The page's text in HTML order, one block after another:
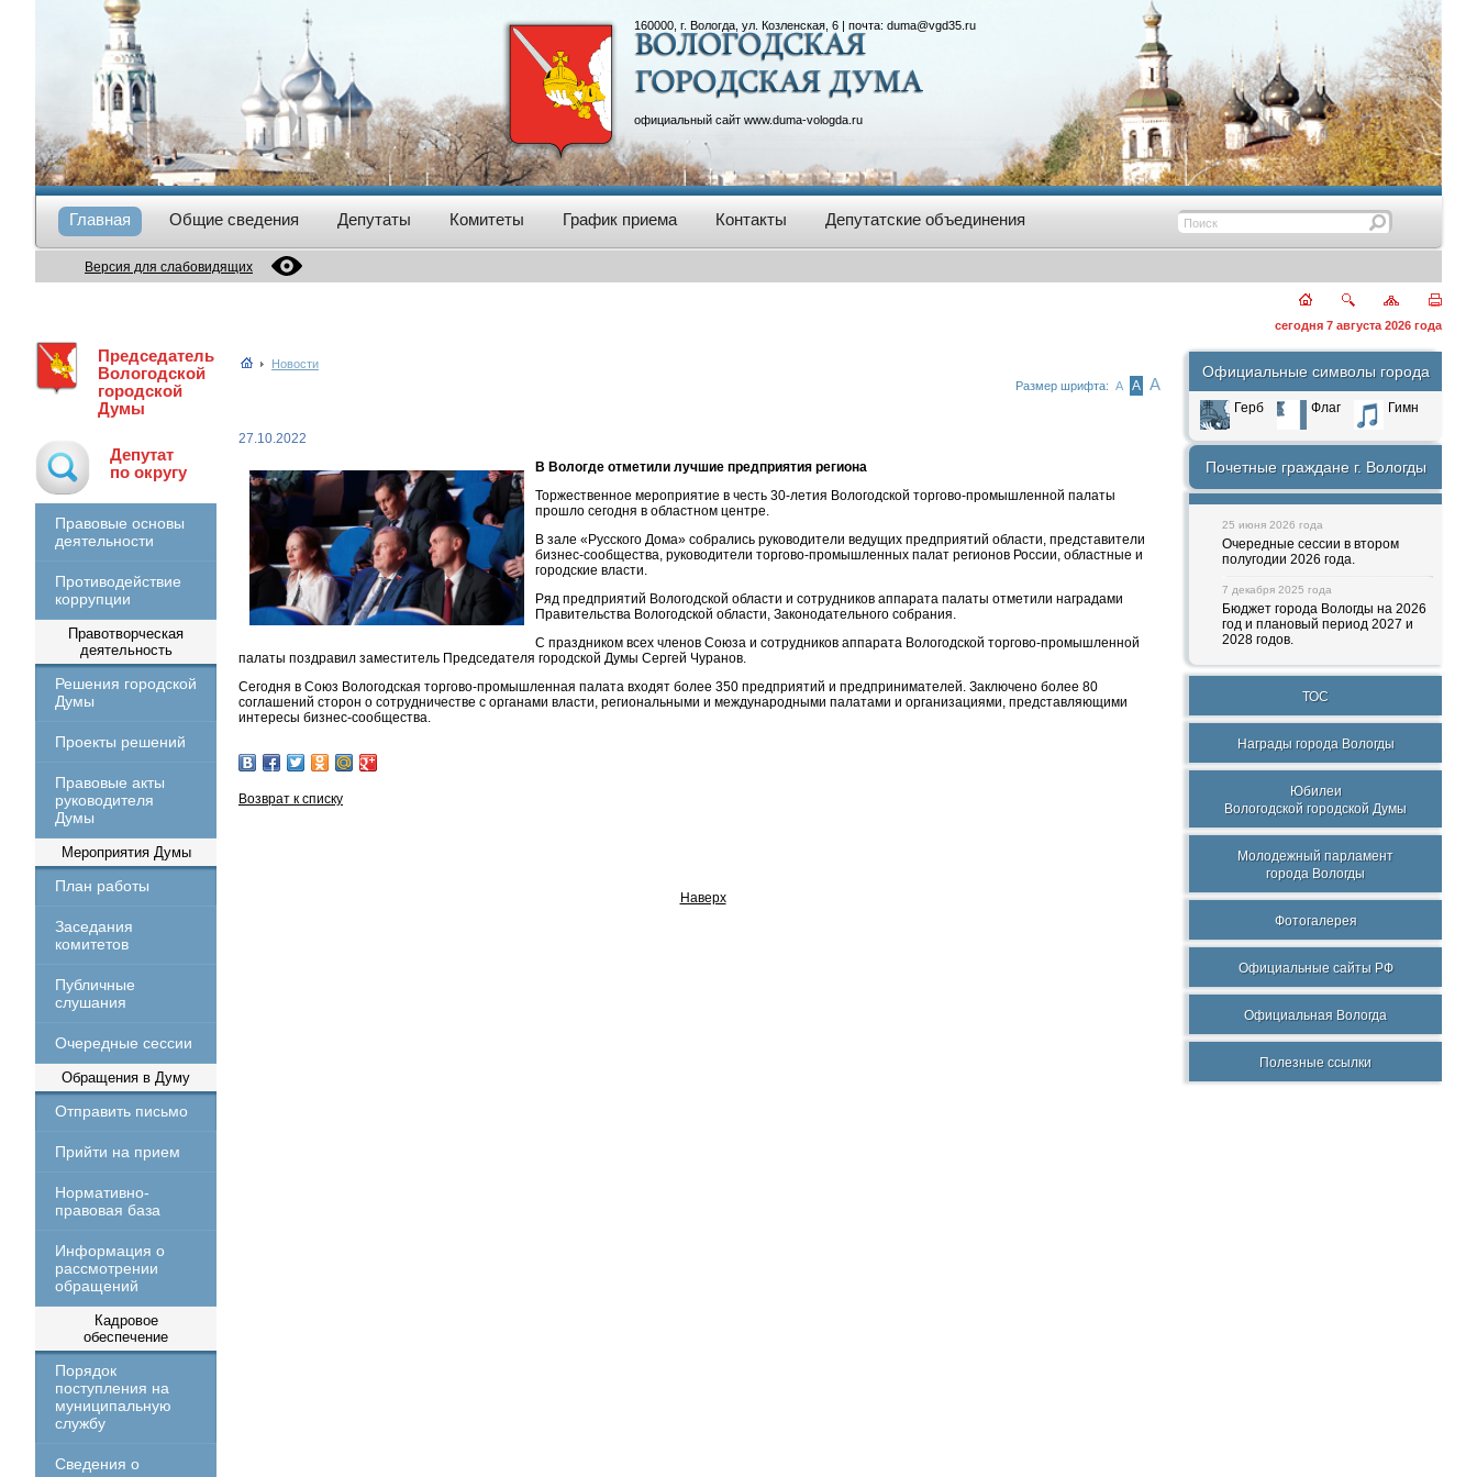
160000, г. Вологда, ул. Козленская, 6 | почта: duma@vgd35.ru
официальный сайт www.duma-vologda.ru
Главная Общие сведения Депутаты Комитеты График приема Контакты Депутатские объединения
Версия для слабовидящих
сегодня 7 августа 2026 года
Председатель
Вологодской
городской
Думы
Депутат
по округу
Правовые основы
деятельности
Противодействие
коррупции
Правотворческая
деятельность
Решения городской
Думы
Проекты решений
Правовые акты
руководителя
Думы
Мероприятия Думы
План работы
Заседания
комитетов
Публичные
слушания
Очередные сессии
Обращения в Думу
Отправить письмо
Прийти на прием
Нормативно-
правовая база
Информация о
рассмотрении
обращений
Кадровое
обеспечение
Порядок
поступления на
муниципальную
службу
Сведения о
Новости
Размер шрифта: А А А
27.10.2022
В Вологде отметили лучшие предприятия региона
Торжественное мероприятие в честь 30-летия Вологодской торгово-промышленной палаты
прошло сегодня в областном центре.
В зале «Русского Дома» собрались руководители ведущих предприятий области, представители
бизнес-сообщества, руководители торгово-промышленных палат регионов России, областные и
городские власти.
Ряд предприятий Вологодской области и сотрудников аппарата палаты отметили наградами
Правительства Вологодской области, Законодательного собрания.
С праздником всех членов Союза и сотрудников аппарата Вологодской торгово-промышленной
палаты поздравил заместитель Председателя городской Думы Сергей Чуранов.
Сегодня в Союз Вологодская торгово-промышленная палата входят более 350 предприятий и предпринимателей. Заключено более 80
соглашений сторон о сотрудничестве с органами власти, региональными и международными палатами и организациями, представляющими
интересы бизнес-сообщества.
Возврат к списку
Наверх
Официальные символы города
Герб Флаг Гимн
Почетные граждане г. Вологды
25 июня 2026 года
Очередные сессии в втором
полугодии 2026 года.
7 декабря 2025 года
Бюджет города Вологды на 2026
год и плановый период 2027 и
2028 годов.
ТОС
Награды города Вологды
Юбилеи
Вологодской городской Думы
Молодежный парламент
города Вологды
Фотогалерея
Официальные сайты РФ
Официальная Вологда
Полезные ссылки